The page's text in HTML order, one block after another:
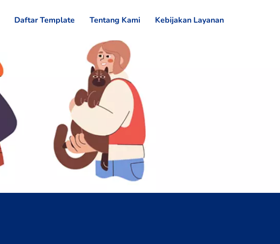
Daftar Template Tentang Kami Kebijakan Layanan